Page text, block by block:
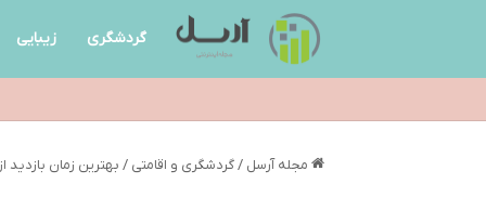
گردشگری زیبایی
مجله آرسل / گردشگری و اقامتی / بهترین زمان